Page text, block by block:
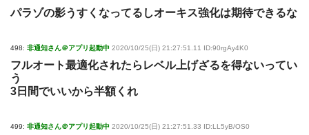
パラゾの影うすくなってるしオーキス強化は期待できるな
498: 非通知さん＠アプリ起動中 2020/10/25(日) 21:27:51.11 ID:90rgAy4K0
フルオート最適化されたらレベル上げざるを得ないってい
う
3日間でいいから半額くれ
499: 非通知さん＠アプリ起動中 2020/10/25(日) 21:27:51.33 ID:LL5yB/OS0